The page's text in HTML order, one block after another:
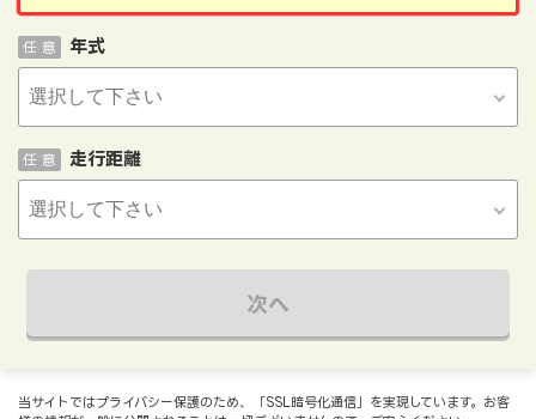
年式
任 意
走行距離
任 意
次へ
当サイトではプライバシー保護のため、「SSL暗号化通信」を実現しています。お客